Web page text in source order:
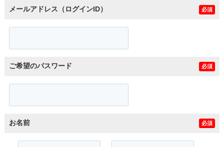
メールアドレス（ログインID） 必須
ご希望のパスワード 必須
お名前 必須